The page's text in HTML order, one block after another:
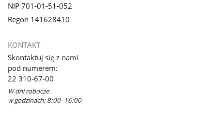
NIP 701-01-51-052
Regon 141628410
KONTAKT
Skontaktuj się z nami
pod numerem:
22 310-67-00
W dni robocze
w godzinach: 8:00 -16:00